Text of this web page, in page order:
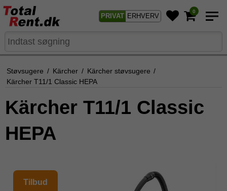
PRIVAT ERHVERV
0
Støvsugere / Kärcher / Kärcher støvsugere /
Kärcher T11/1 Classic HEPA
Kärcher T11/1 Classic
HEPA
Tilbud